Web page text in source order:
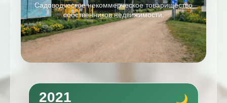
Садоводческое некоммерческое товарищество
собственников недвижимости.
2021